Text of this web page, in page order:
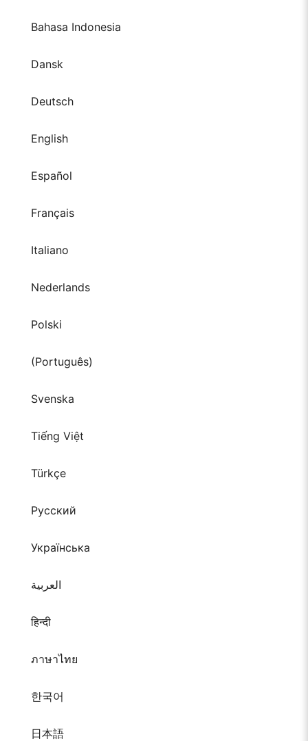
Bahasa Indonesia
Dansk
Deutsch
English
Español
Français
Italiano
Nederlands
Polski
(Português)
Svenska
Tiếng Việt
Türkçe
Русский
Українська
العربية
हिन्दी
ภาษาไทย
한국어
日本語